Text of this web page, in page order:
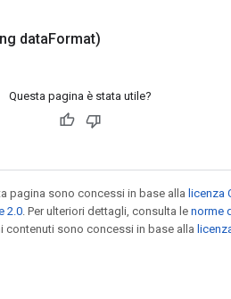
dataFormat)
Questa pagina è stata utile?
pagina sono concessi in base alla licenza
2.0 . Per ulteriori dettagli, consulta le norme
contenuti sono concessi in base alla